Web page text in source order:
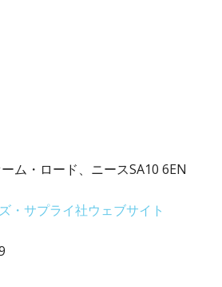
ム・ロード、ニースSA10 6EN
・サプライ社ウェブサイト